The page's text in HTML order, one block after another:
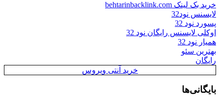
خرید بک لینک behtarinbacklink.com
لایسنس نود32
پسورد نود 32
اوکلی لایسنس رایگان نود 32
همیار نود 32
بهترین سئو
رایگان
خرید آنتی ویروس
بایگانی‌ها